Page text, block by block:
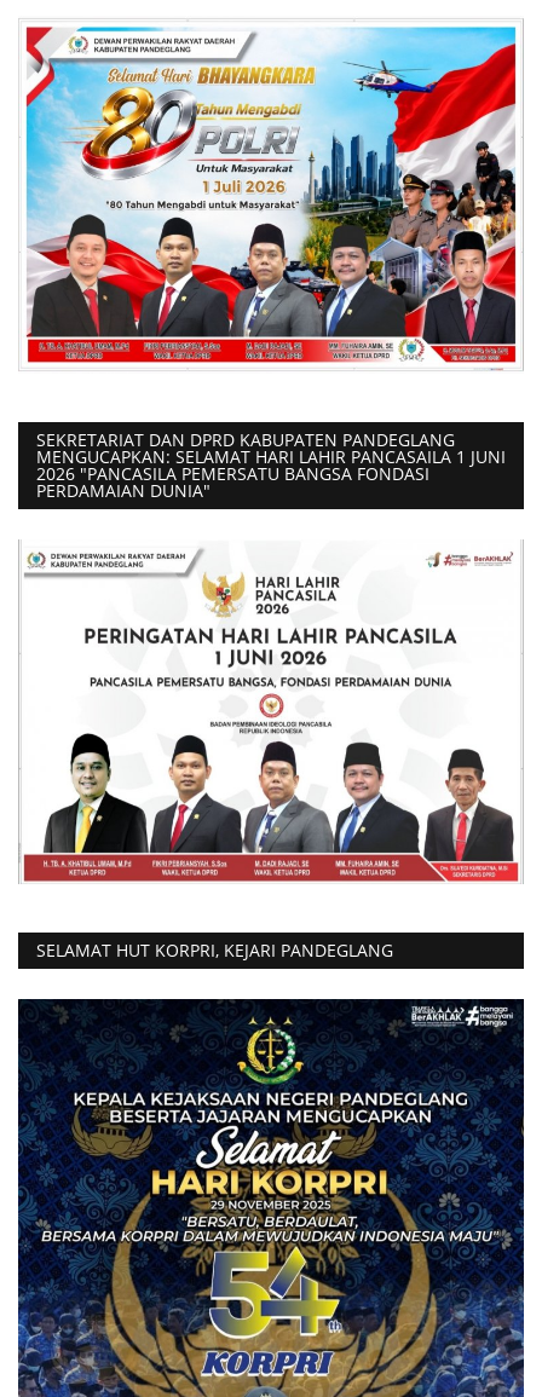
SEKRETARIAT DAN DPRD KABUPATEN PANDEGLANG
MENGUCAPKAN: SELAMAT HARI LAHIR PANCASAILA 1 JUNI
2026 "PANCASILA PEMERSATU BANGSA FONDASI
PERDAMAIAN DUNIA"
SELAMAT HUT KORPRI, KEJARI PANDEGLANG